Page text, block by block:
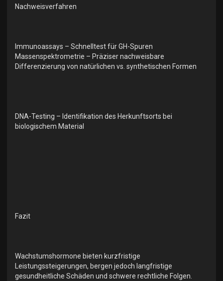
Nachweisverfahren
Immunoassays – Schnelltest für GH-Spuren
Massenspektrometrie – Präziser nachweisbare
Differenzierung von natürlichen vs. synthetischen Formen
DNA-Testing – Identifikation des Herkunftsorts bei
biologischem Material
Fazit
Wachstumshormone bieten kurzfristige
Leistungssteigerungen, bergen jedoch langfristige
gesundheitliche Schäden und schwere rechtliche Folgen.